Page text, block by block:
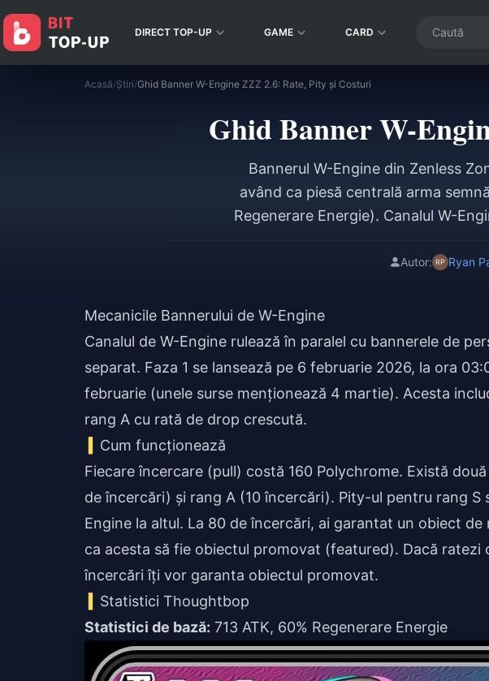
DIRECT TOP-UP GAME CARD
Acasă/Știri/Ghid Banner W-Engine ZZZ 2.6: Rate, Pity și Costuri
Ghid Banner W-
Bannerul W-Engine din Zenless
având ca piesă centrală arma
Regenerare Energie). Canalul W-
mai rău caz: 160 de extrageri
Autor: Ryan
Mecanicile Bannerului de W-Engine
Canalul de W-Engine rulează în paralel cu bannerele de
separat. Faza 1 se lansează pe 6 februarie 2026, la ora
februarie (unele surse menționează 4 martie). Acesta
rang A cu rată de drop crescută.
Cum funcționează
Fiecare încercare (pull) costă 160 Polychrome. Există
de încercări) și rang A (10 încercări). Pity-ul pentru rang S
Engine la altul. La 80 de încercări, ai garantat un obiect
ca acesta să fie obiectul promovat (featured). Dacă ratezi
încercări îți vor garanta obiectul promovat.
Statistici Thoughtbop
Statistici de bază: 713 ATK, 60% Regenerare Energie